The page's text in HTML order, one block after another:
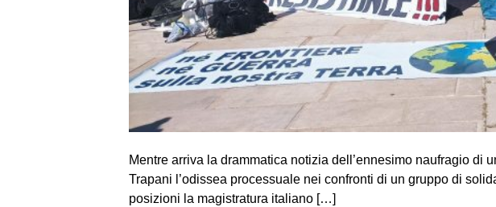
Mentre arriva la drammatica notizia dell’ennesimo naufragio
Trapani l’odissea processuale nei confronti di un gruppo di
posizioni la magistratura italiano […]